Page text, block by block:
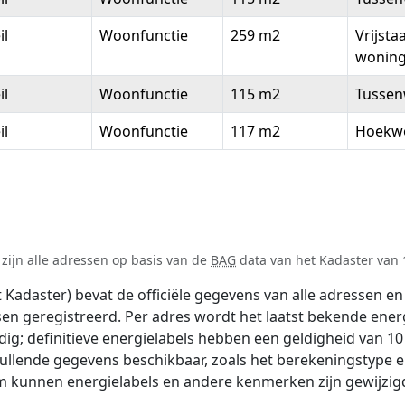
Woonfunctie 259 m2
Woonfunctie 115 m2
Woonfunctie 117 m2
alle adressen op basis van de BAG data van het Kadaster van
bevat de officiële gegevens van alle adressen
geregistreerd. Per adres wordt het laatst bekende
definitieve energielabels hebben een geldigheid van
gegevens beschikbaar, zoals het berekeningstype
kunnen energielabels en andere kenmerken zijn